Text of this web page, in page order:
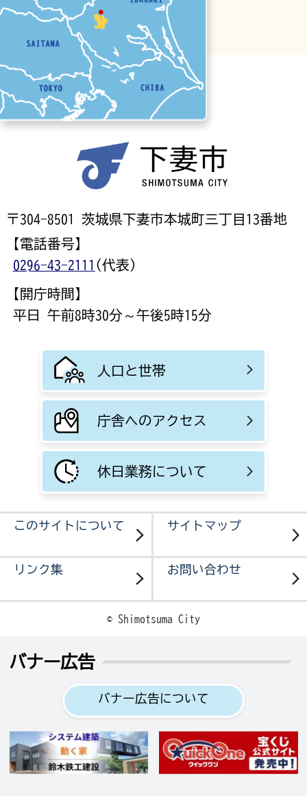
〒304-8501 茨城県下妻市本城町三丁目13番地
【電話番号】
0296-43-2111 (代表)
【開庁時間】
平日 午前8時30分～午後5時15分
人口と世帯
庁舎へのアクセス
休日業務について
このサイトについて サイトマップ
リンク集 お問い合わせ
© Shimotsuma City
バナー広告
バナー広告について